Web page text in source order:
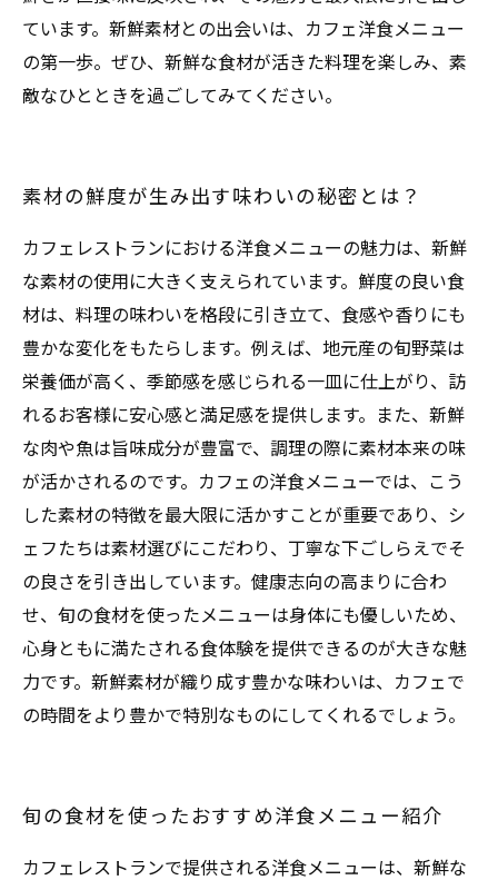
ています。新鮮素材との出会いは、カフェ洋食メニュー
の第一歩。ぜひ、新鮮な食材が活きた料理を楽しみ、素
敵なひとときを過ごしてみてください。
素材の鮮度が生み出す味わいの秘密とは？
カフェレストランにおける洋食メニューの魅力は、新鮮
な素材の使用に大きく支えられています。鮮度の良い食
材は、料理の味わいを格段に引き立て、食感や香りにも
豊かな変化をもたらします。例えば、地元産の旬野菜は
栄養価が高く、季節感を感じられる一皿に仕上がり、訪
れるお客様に安心感と満足感を提供します。また、新鮮
な肉や魚は旨味成分が豊富で、調理の際に素材本来の味
が活かされるのです。カフェの洋食メニューでは、こう
した素材の特徴を最大限に活かすことが重要であり、シ
ェフたちは素材選びにこだわり、丁寧な下ごしらえでそ
の良さを引き出しています。健康志向の高まりに合わ
せ、旬の食材を使ったメニューは身体にも優しいため、
心身ともに満たされる食体験を提供できるのが大きな魅
力です。新鮮素材が織り成す豊かな味わいは、カフェで
の時間をより豊かで特別なものにしてくれるでしょう。
旬の食材を使ったおすすめ洋食メニュー紹介
カフェレストランで提供される洋食メニューは、新鮮な